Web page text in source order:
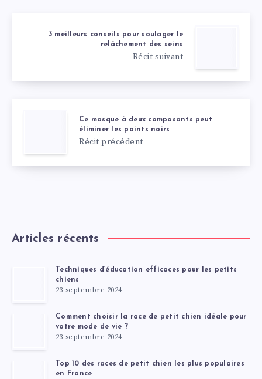
3 meilleurs conseils pour soulager le
relâchement des seins
Récit suivant
Ce masque à deux composants peut
éliminer les points noirs
Récit précédent
Articles récents
Techniques d’éducation efficaces pour les petits
chiens
23 septembre 2024
Comment choisir la race de petit chien idéale pour
votre mode de vie ?
23 septembre 2024
Top 10 des races de petit chien les plus populaires
en France